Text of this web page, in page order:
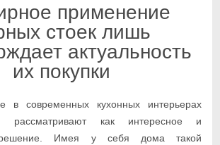
применение
стоек лишь
актуальность
их покупки
в современных кухонных интерьерах
рассматривают как интересное и
решение. Имея у себя дома такой